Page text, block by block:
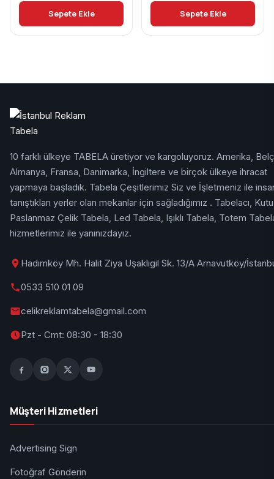
Sepete Ekle Sepete Ekle
10 farklı ülkeye TABELA üretiyor ve kargoluyoruz. Amerika,
Almanya, Fransa, Danimarka, İngiltere ve birçok ülkeye ihracat
yapmaya başladık. Tabela Çeşitlerimiz Siz ve İşletmeniz ile
tanıştıkları yerler olan mekanlar için sağladığımız . Tabelacı,
Paslanmaz Çelik Tabela, Led Tabela, Işıklı Tabela, Totem
hizmetlerimiz ile yanınızdayız.
Hadımköy Mh. Halit Ziya Uşaklıgil Sk. 13/A Arnavutköy/
0533 510 01 09
celikreklamtabela@gmail.com
Pzt - Cmt: 08:30 - 18:30
Müşteri Hizmetleri
Advertising Sign
Fotoğraf Gönderin